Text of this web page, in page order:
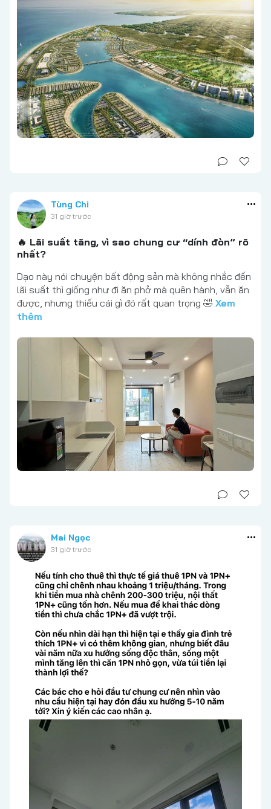
Tùng Chi
31 giờ trước
🔥 Lãi suất tăng, vì sao chung cư “dính đòn” rõ
nhất?
Dạo này nói chuyện bất động sản mà không nhắc đến
lãi suất thì giống như đi ăn phở mà quên hành, vẫn ăn
được, nhưng thiếu cái gì đó rất quan trọng 🤣 Xem
thêm
Mai Ngọc
31 giờ trước